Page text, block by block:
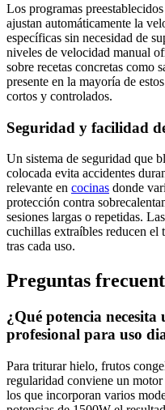
Los programas
ajustan automáticamente la
específicas sin necesidad de
niveles de velocidad manual
sobre recetas concretas como
presente en la mayoría de
cortos y controlados.
Seguridad y facilidad
Un sistema de seguridad que
colocada evita accidentes
relevante en cocinas donde
protección contra
sesiones largas o repetidas.
cuchillas extraíbles reducen el
tras cada uso.
Preguntas
¿Qué potencia
profesional para uso
Para triturar hielo, frutos
regularidad conviene un
los que incorporan varios